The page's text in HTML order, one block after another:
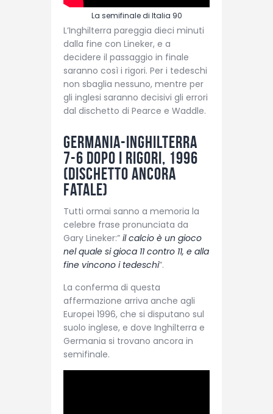
La semifinale di Italia 90
L’Inghilterra pareggia dieci minuti
dalla fine con Lineker, e a
decidere il passaggio in finale
saranno così i rigori. Per i tedeschi
non sbaglia nessuno, mentre per
gli inglesi saranno decisivi gli errori
dal dischetto di Pearce e Waddle.
Germania-Inghilterra
7-6 dopo i rigori, 1996
(Dischetto ancora
fatale)
Tutti ormai sanno a memoria la
celebre frase pronunciata da
Gary Lineker:” il calcio è un gioco
nel quale si gioca 11 contro 11, e alla
fine vincono i tedeschi”.
La conferma di questa
affermazione arriva anche agli
Europei 1996, che si disputano sul
suolo inglese, e dove Inghilterra e
Germania si trovano ancora in
semifinale.